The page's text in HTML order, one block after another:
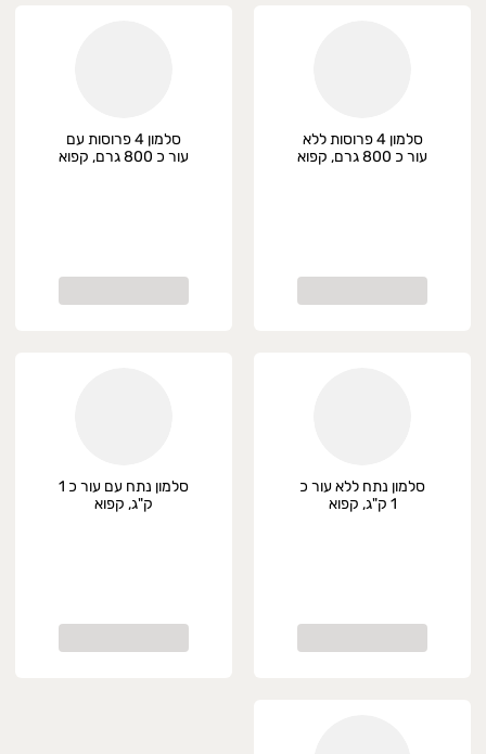
סלמון 4 פרוסות ללא
עור כ 800 גרם, קפוא
סלמון 4 פרוסות עם
עור כ 800 גרם, קפוא
סלמון נתח ללא עור כ
1 ק"ג, קפוא
סלמון נתח עם עור כ 1
ק"ג, קפוא